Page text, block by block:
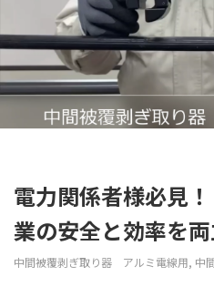
電力関係者様必見
業の安全と効率を両
中間被覆剥ぎ取り器 アルミ電線用, 中